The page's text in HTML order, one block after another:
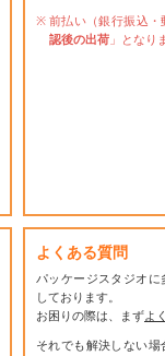
前払い（銀行振込・
認後の出荷 」となり
よくある質問
パッケージスタジオ
しております。
お困りの際は、まずよ
それでも解決しない場